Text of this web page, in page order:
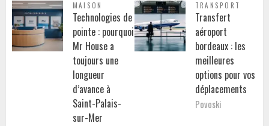
MAISON
Technologies de
pointe : pourquoi
Mr House a
toujours une
longueur
d’avance à
Saint-Palais-
sur-Mer
TRANSPORT
Transfert
aéroport
bordeaux : les
meilleures
options pour vos
déplacements
Povoski